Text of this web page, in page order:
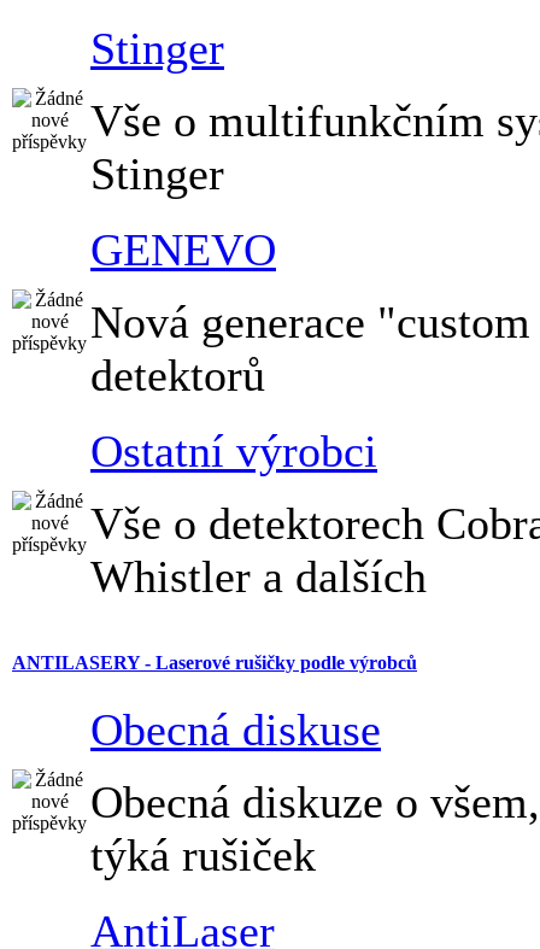
Stinger
Vše o multifunkčním
Stinger
GENEVO
Nová generace
detektorů
Ostatní výrobci
Vše o detektorech
Whistler a dalších
ANTILASERY - Laserové rušičky podle výrobců
Obecná diskuse
Obecná diskuze o
týká rušiček
AntiLaser